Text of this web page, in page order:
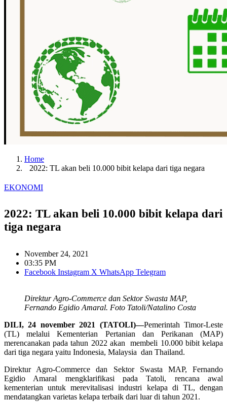
Home
2022: TL akan beli 10.000 bibit kelapa dari tiga negara
EKONOMI
2022: TL akan beli 10.000 bibit kelapa dari
tiga negara
November 24, 2021
03:35 PM
Facebook Instagram X WhatsApp Telegram
Direktur Agro-Commerce dan Sektor Swasta MAP,
Fernando Egidio Amaral. Foto Tatoli/Natalino Costa
DILI, 24 november 2021 (TATOLI)—Pemerintah Timor-Leste
(TL) melalui Kementerian Pertanian dan Perikanan (MAP)
merencanakan pada tahun 2022 akan membeli 10.000 bibit kelapa
dari tiga negara yaitu Indonesia, Malaysia dan Thailand.
Direktur Agro-Commerce dan Sektor Swasta MAP, Fernando
Egidio Amaral mengklarifikasi pada Tatoli, rencana awal
kementerian untuk merevitalisasi industri kelapa di TL, dengan
mendatangkan varietas kelapa terbaik dari luar di tahun 2021.